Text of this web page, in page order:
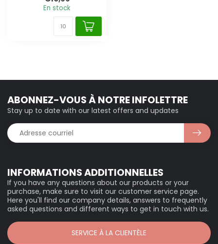
En stock
INFORMATIONS ADDITIONNELLES
If you have any questions about our products or your
purchase, make sure to visit our customer service page.
Here you'll find our company details, answers to frequently
asked questions and different ways to get in touch with us.
SERVICE À LA CLIENTÈLE
ABONNEZ-VOUS À NOTRE INFOLETTRE
Stay up to date with our latest offers and updates